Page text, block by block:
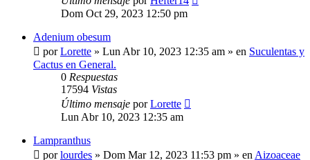
Dom Oct 29, 2023 12:50 pm
Adenium obesum
porLorette » Lun Abr 10, 2023 12:35 am » en Suculentas y
Cactus en General.
0 Respuestas
17594 Vistas
Último mensaje porLorette
Lun Abr 10, 2023 12:35 am
Lampranthus
porlourdes » Dom Mar 12, 2023 11:53 pm » en Aizoaceae